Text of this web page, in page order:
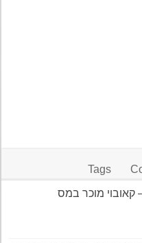
Tags
מוכר במס